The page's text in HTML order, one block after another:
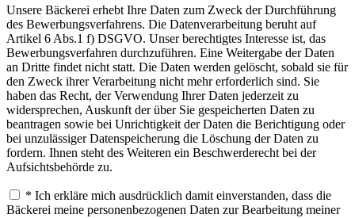
Unsere Bäckerei erhebt Ihre Daten zum Zweck der Durchführung
des Bewerbungsverfahrens. Die Datenverarbeitung beruht auf
Artikel 6 Abs.1 f) DSGVO. Unser berechtigtes Interesse ist, das
Bewerbungsverfahren durchzuführen. Eine Weitergabe der Daten
an Dritte findet nicht statt. Die Daten werden gelöscht, sobald sie für
den Zweck ihrer Verarbeitung nicht mehr erforderlich sind. Sie
haben das Recht, der Verwendung Ihrer Daten jederzeit zu
widersprechen, Auskunft der über Sie gespeicherten Daten zu
beantragen sowie bei Unrichtigkeit der Daten die Berichtigung oder
bei unzulässiger Datenspeicherung die Löschung der Daten zu
fordern. Ihnen steht des Weiteren ein Beschwerderecht bei der
Aufsichtsbehörde zu.
* Ich erkläre mich ausdrücklich damit einverstanden, dass die
Bäckerei meine personenbezogenen Daten zur Bearbeitung meiner